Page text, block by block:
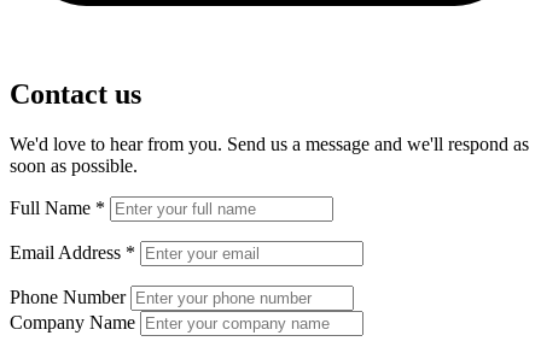
Contact us
We'd love to hear from you. Send us a message and we'll respond as
soon as possible.
Full Name *
Email Address *
Phone Number
Company Name